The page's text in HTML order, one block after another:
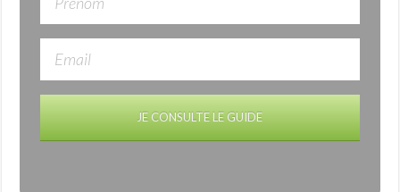
JE CONSULTE LE GUIDE